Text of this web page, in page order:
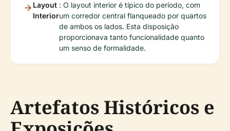
Layout
Interior
: O layout interior é típico do período, com
um corredor central flanqueado por quartos
de ambos os lados. Esta disposição
proporcionava tanto funcionalidade quanto
um senso de formalidade.
Artefatos Históricos e